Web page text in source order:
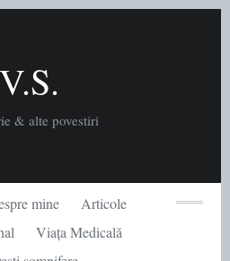
V.S.
& alte povestiri
mine
Articole
Viața Medicală